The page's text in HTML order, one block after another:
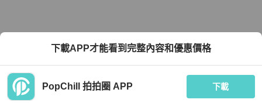
下載APP才能看到完整內容和優惠價格
PopChill 拍拍圈 APP 下載